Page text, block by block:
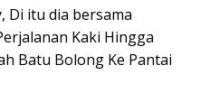
Di itu dia bersama
Kaki Hingga
Batu Bolong Ke Pantai